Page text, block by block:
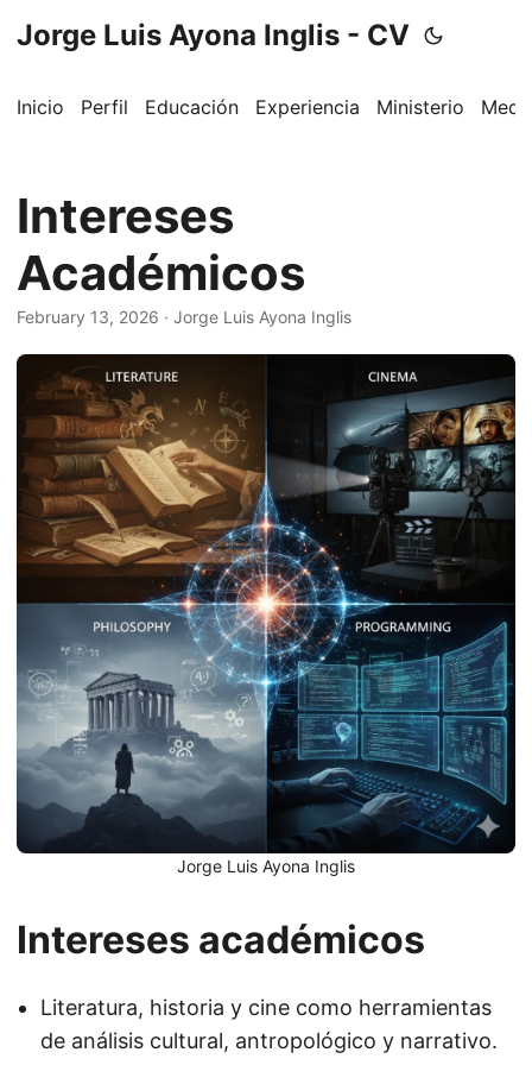
Jorge Luis Ayona Inglis - CV
Inicio Perfil Educación Experiencia Ministerio
Intereses
Académicos
February 13, 2026 · Jorge Luis Ayona Inglis
Jorge Luis Ayona Inglis
Intereses académicos
Literatura, historia y cine como herramientas
de análisis cultural, antropológico y narrativo.